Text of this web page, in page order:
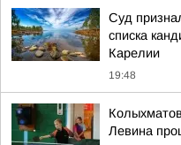
Суд
списка
Карелии
19:48
Левина